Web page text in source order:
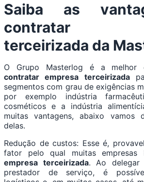
Saiba as
contratar
terceirizada da
O Grupo Masterlog é a melhor
contratar empresa terceirizada
segmentos com grau de exigências
por exemplo indústria
cosméticos e a indústria
muitas vantagens, abaixo vamos
delas.
Redução de custos: Esse é,
fator pelo qual muitas empresas
empresa terceirizada. Ao
prestador de serviço, é